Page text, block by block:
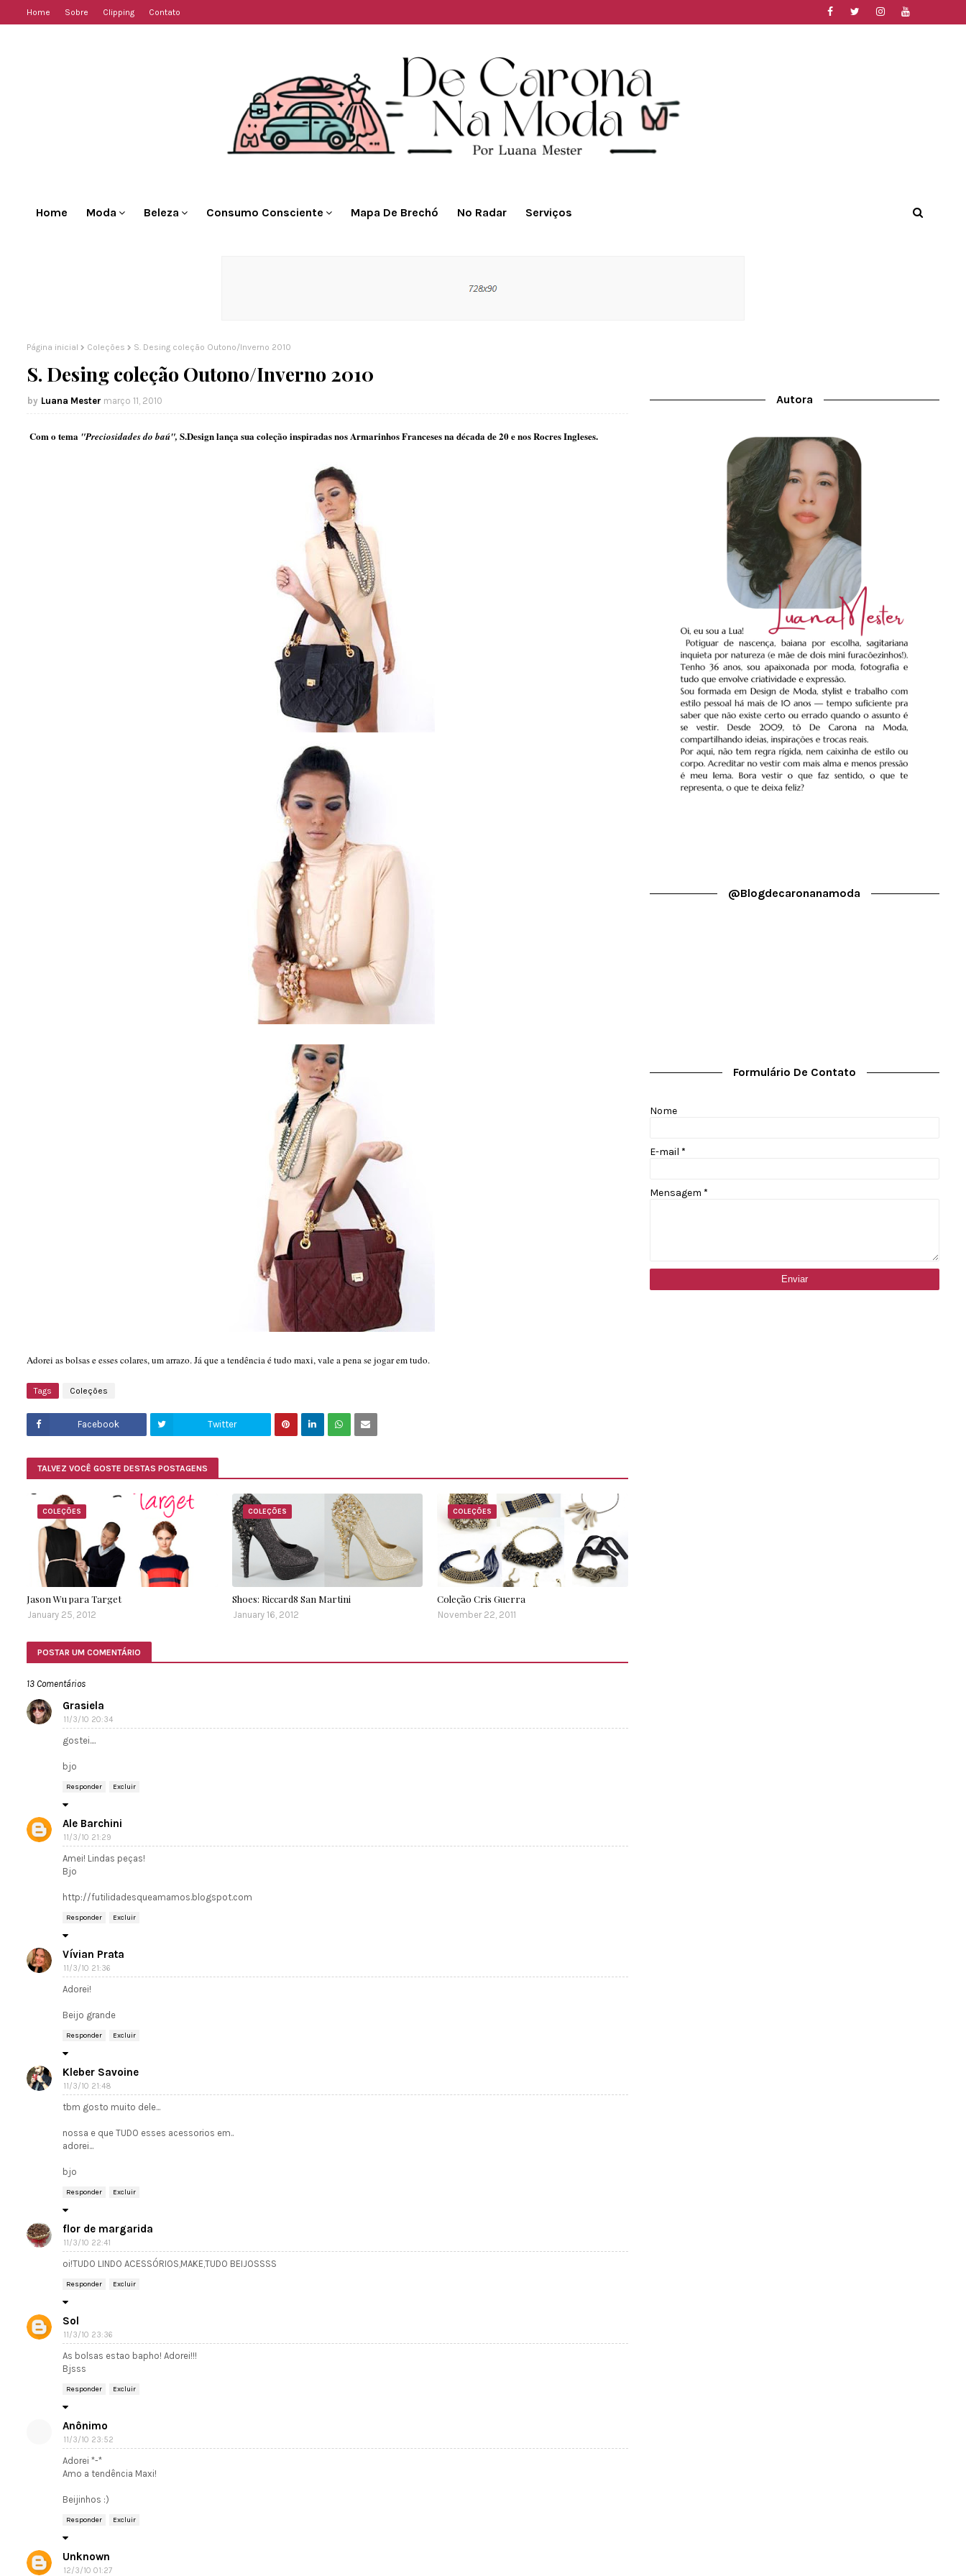
Home Sobre Clipping Contato
Home Moda Beleza Consumo Consciente Mapa De Brechó No Radar Serviços
Página inicial Coleções S. Desing coleção Outono/Inverno 2010
S. Desing coleção Outono/Inverno 2010
Luana Mester março 11, 2010
Com o tema "Preciosidades do baú", S.Design lança sua coleção inspiradas nos Armarinhos Franceses na década de 20 e nos Rocres Ingleses.
Adorei as bolsas e esses colares, um arrazo. Já que a tendência é tudo maxi, vale a pena se jogar em tudo.
Tags Coleções
Facebook Twitter
TALVEZ VOCÊ GOSTE DESTAS POSTAGENS
COLEÇÕES
Jason Wu para Target
January 25, 2012
COLEÇÕES
Shoes: Riccard8 San Martini
January 16, 2012
COLEÇÕES
Coleção Cris Guerra
November 22, 2011
POSTAR UM COMENTÁRIO
13 Comentários
Grasiela
11/3/10 20:34
gostei....
bjo
Responder Excluir
Ale Barchini
11/3/10 21:29
Amei! Lindas peças!
Bjo
http://futilidadesqueamamos.blogspot.com
Responder Excluir
Vívian Prata
11/3/10 21:36
Adorei!
Beijo grande
Responder Excluir
Kleber Savoine
11/3/10 21:48
tbm gosto muito dele...
nossa e que TUDO esses acessorios em..
adorei...
bjo
Responder Excluir
flor de margarida
11/3/10 22:41
oi!TUDO LINDO ACESSÓRIOS,MAKE,TUDO BEIJOSSSS
Responder Excluir
Sol
11/3/10 23:36
As bolsas estao bapho! Adorei!!!
Bjsss
Responder Excluir
Anônimo
11/3/10 23:52
Adorei *-*
Amo a tendência Maxi!
Beijinhos :)
Responder Excluir
Unknown
12/3/10 01:27
Autora
@blogdecaronanamoda
Formulário De Contato
Nome
E-mail *
Mensagem *